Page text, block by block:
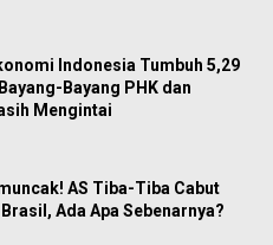
Indonesia Tumbuh 5,29
Bayang PHK dan
Mengintai
AS Tiba-Tiba Cabut
Ada Apa Sebenarnya?